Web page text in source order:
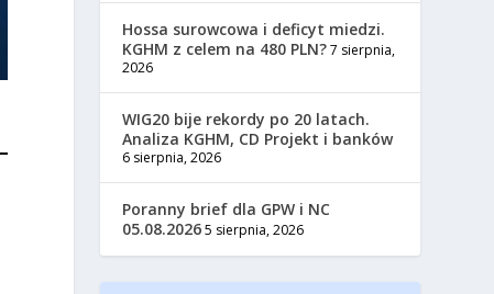
Hossa surowcowa i deficyt miedzi.
KGHM z celem na 480 PLN?7 sierpnia,
2026
WIG20 bije rekordy po 20 latach.
Analiza KGHM, CD Projekt i banków
6 sierpnia, 2026
Poranny brief dla GPW i NC
05.08.20265 sierpnia, 2026